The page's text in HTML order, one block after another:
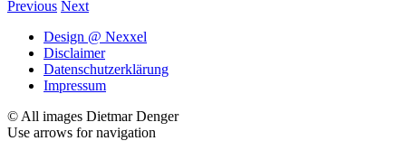
Previous Next
Design @ Nexxel
Disclaimer
Datenschutzerklärung
Impressum
© All images Dietmar Denger
Use arrows for navigation